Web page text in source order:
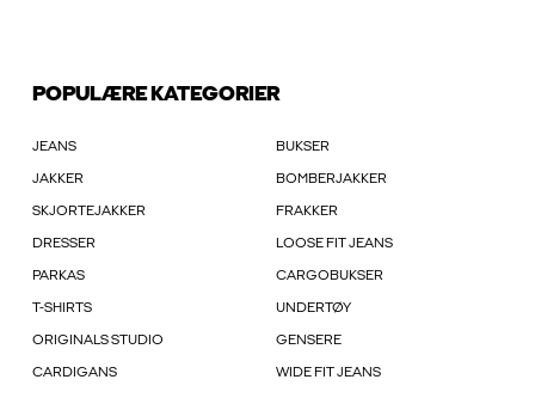
POPULÆRE KATEGORIER
JEANS BUKSER
JAKKER BOMBERJAKKER
SKJORTEJAKKER FRAKKER
DRESSER LOOSE FIT JEANS
PARKAS CARGOBUKSER
T-SHIRTS UNDERTØY
ORIGINALS STUDIO GENSERE
CARDIGANS WIDE FIT JEANS